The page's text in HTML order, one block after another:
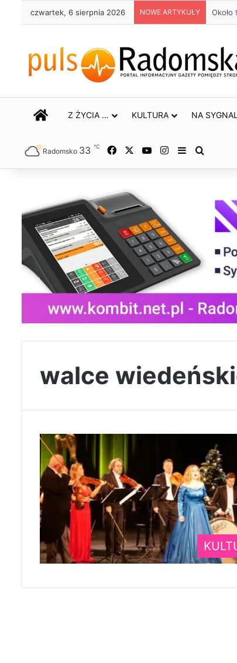
czwartek, 6 sierpnia 2026 NOWE ARTYKUŁY
STRONA GŁÓWNA
Z ŻYCIA … KULTURA NA
Radomsko 33 ℃ Facebook YouTubeInstagram
Sidebar
walce